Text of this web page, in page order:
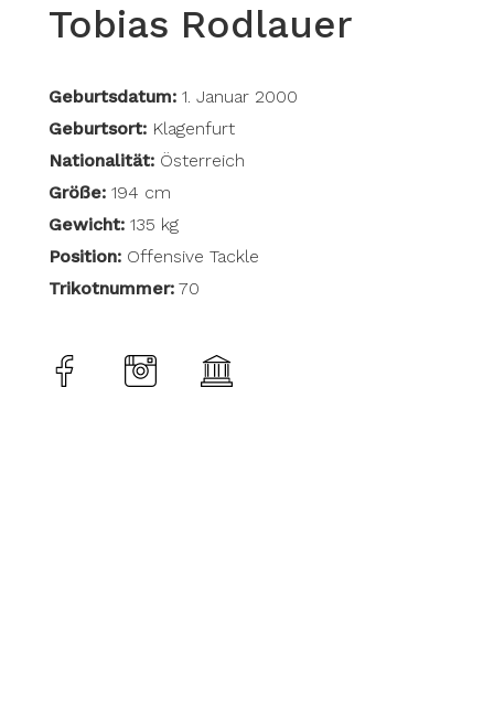
Tobias Rodlauer
Geburtsdatum:1. Januar 2000
Geburtsort: Klagenfurt
Nationalität:Österreich
Größe:194 cm
Gewicht:135 kg
Position:Offensive Tackle
Trikotnummer:70